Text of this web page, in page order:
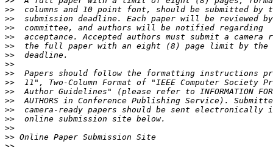
>>
>>
>>
>>
>>
>>
>>
>>
>>
>>
>>
>>
>>
>>
>>